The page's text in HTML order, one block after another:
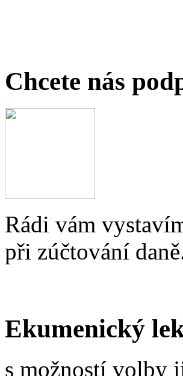
Chcete nás
Rádi vám
při zúčtování
Ekumenický
s možností volby